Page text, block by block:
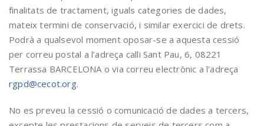
finalitats de tractament, iguals categories de dades,
mateix termini de conservació, i similar exercici de drets.
Podrà a qualsevol moment oposar-se a aquesta cessió
per correu postal a l’adreça calli Sant Pau, 6, 08221
Terrassa BARCELONA o via correu electrònic a l’adreça
rgpd@cecot.org.
No es preveu la cessió o comunicació de dades a tercers,